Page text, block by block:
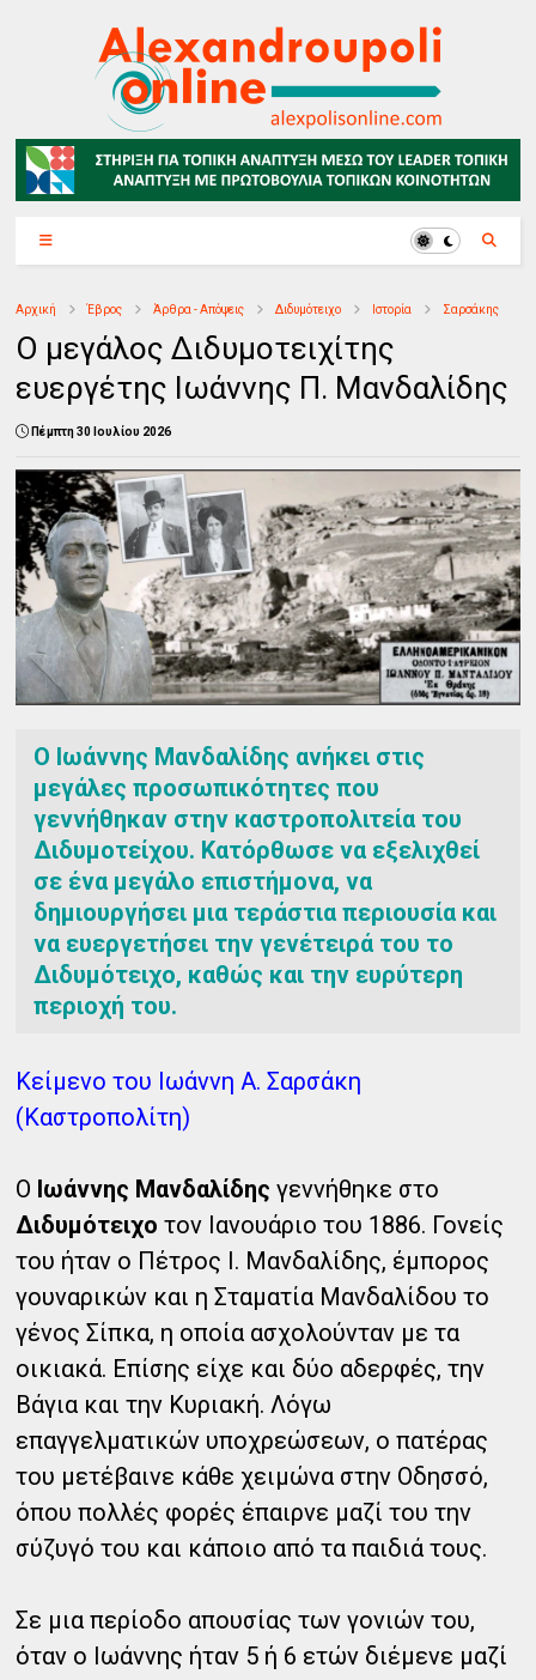
Αρχική Έβρος Άρθρα - Απόψεις Διδυμότειχο Ιστορία Σαρσάκης
Ο μεγάλος Διδυμοτειχίτης
ευεργέτης Ιωάννης Π. Μανδαλίδης
Πέμπτη 30 Ιουλίου 2026
Ο Ιωάννης Μανδαλίδης ανήκει στις
μεγάλες προσωπικότητες που
γεννήθηκαν στην καστροπολιτεία του
Διδυμοτείχου. Κατόρθωσε να εξελιχθεί
σε ένα μεγάλο επιστήμονα, να
δημιουργήσει μια τεράστια περιουσία και
να ευεργετήσει την γενέτειρά του το
Διδυμότειχο, καθώς και την ευρύτερη
περιοχή του.
Κείμενο του Ιωάννη Α. Σαρσάκη
(Καστροπολίτη)
Ο Ιωάννης Μανδαλίδης γεννήθηκε στο
Διδυμότειχο τον Ιανουάριο του 1886. Γονείς
του ήταν ο Πέτρος Ι. Μανδαλίδης, έμπορος
γουναρικών και η Σταματία Μανδαλίδου το
γένος Σίπκα, η οποία ασχολούνταν με τα
οικιακά. Επίσης είχε και δύο αδερφές, την
Βάγια και την Κυριακή. Λόγω
επαγγελματικών υποχρεώσεων, ο πατέρας
του μετέβαινε κάθε χειμώνα στην Οδησσό,
όπου πολλές φορές έπαιρνε μαζί του την
σύζυγό του και κάποιο από τα παιδιά τους.
Σε μια περίοδο απουσίας των γονιών του,
όταν ο Ιωάννης ήταν 5 ή 6 ετών διέμενε μαζί